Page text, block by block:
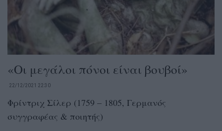
«Οι μεγάλοι πόνοι είναι βουβοί»
22/12/2021 22:30
Φρίντριχ Σίλερ (1759 – 1805, Γερμανός
συγγραφέας & ποιητής)